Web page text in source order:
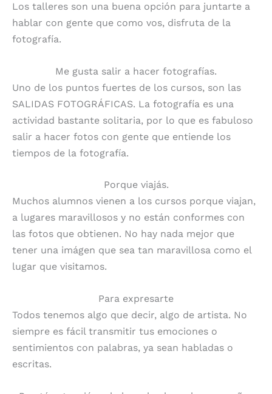
Los talleres son una buena opción para juntarte a
hablar con gente que como vos, disfruta de la
fotografía.
Me gusta salir a hacer fotografías.
Uno de los puntos fuertes de los cursos, son las
SALIDAS FOTOGRÁFICAS. La fotografía es una
actividad bastante solitaria, por lo que es fabuloso
salir a hacer fotos con gente que entiende los
tiempos de la fotografía.
Porque viajás.
Muchos alumnos vienen a los cursos porque viajan,
a lugares maravillosos y no están conformes con
las fotos que obtienen. No hay nada mejor que
tener una imágen que sea tan maravillosa como el
lugar que visitamos.
Para expresarte
Todos tenemos algo que decir, algo de artista. No
siempre es fácil transmitir tus emociones o
sentimientos con palabras, ya sean habladas o
escritas.